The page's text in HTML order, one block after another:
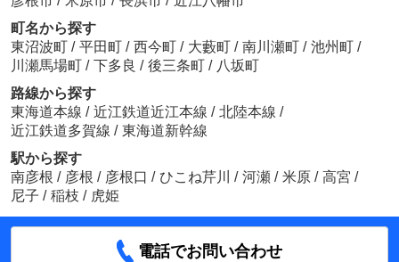
町名から探す
東沼波町 / 平田町 / 西今町 / 大藪町 / 南川瀬町 / 池州町 /
川瀬馬場町 / 下多良 / 後三条町 / 八坂町
路線から探す
東海道本線 / 近江鉄道近江本線 / 北陸本線 /
近江鉄道多賀線 / 東海道新幹線
駅から探す
南彦根 / 彦根 / 彦根口 / ひこね芹川 / 河瀬 / 米原 / 高宮 /
尼子 / 稲枝 / 虎姫
電話でお問い合わせ